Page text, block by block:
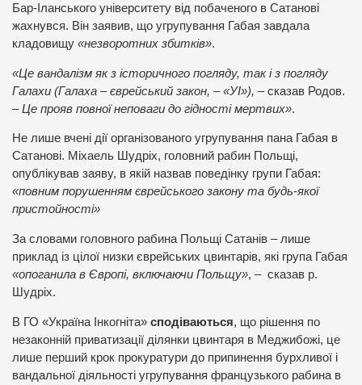
Бар-Іланського університету від побаченого в Сатанові
жахнувся. Він заявив, що угрупування Габая завдала
кладовищу «незворотних збитків».
«Це вандалізм як з історичного погляду, так і з погляду
Галахи (Галаха – єврейський закон, – «УІ»), –сказав Родов.
– Це прояв повної неповаги до гідності мертвих».
Не лише вчені дії організованого угрупування пана Габая в
Сатанові. Міхаель Шудріх, головний рабин Польщі,
опублікував заяву, в якій назвав поведінку групи Габая:
«повним порушенням єврейського закону та будь-якої
пристойності»
За словами головного рабина Польщі Сатанів – лише
приклад із цілої низки єврейських цвинтарів, які група Габая
«опоганила в Європі, включаючи Польщу», – сказав р.
Шудріх.
В ГО «Україна Інкогніта» сподіваються, що рішення по
незаконній приватизації ділянки цвинтаря в Меджибожі, це
лише перший крок прокуратури до припинення бурхливої і
вандальної діяльності угрупування французького рабина в